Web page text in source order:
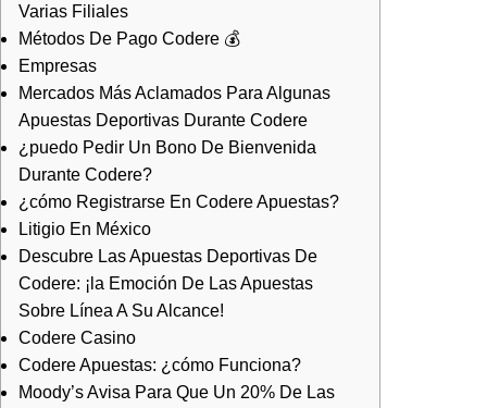
Varias Filiales
Métodos De Pago Codere 💰
Empresas
Mercados Más Aclamados Para Algunas
Apuestas Deportivas Durante Codere
¿puedo Pedir Un Bono De Bienvenida
Durante Codere?
¿cómo Registrarse En Codere Apuestas?
Litigio En México
Descubre Las Apuestas Deportivas De
Codere: ¡la Emoción De Las Apuestas
Sobre Línea A Su Alcance!
Codere Casino
Codere Apuestas: ¿cómo Funciona?
Moody’s Avisa Para Que Un 20% De Las